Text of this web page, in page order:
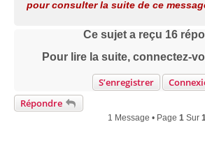
e
pour consulter la suite de ce
Ce sujet a reçu 16
Pour lire la suite, connectez-
S’enregistrer
Répondre
1 Message • Page 1 Sur 1